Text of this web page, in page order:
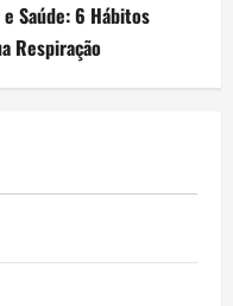
Saúde: 6 Hábitos
Respiração